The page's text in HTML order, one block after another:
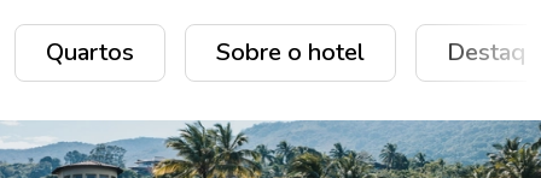
Quartos Sobre o hotel